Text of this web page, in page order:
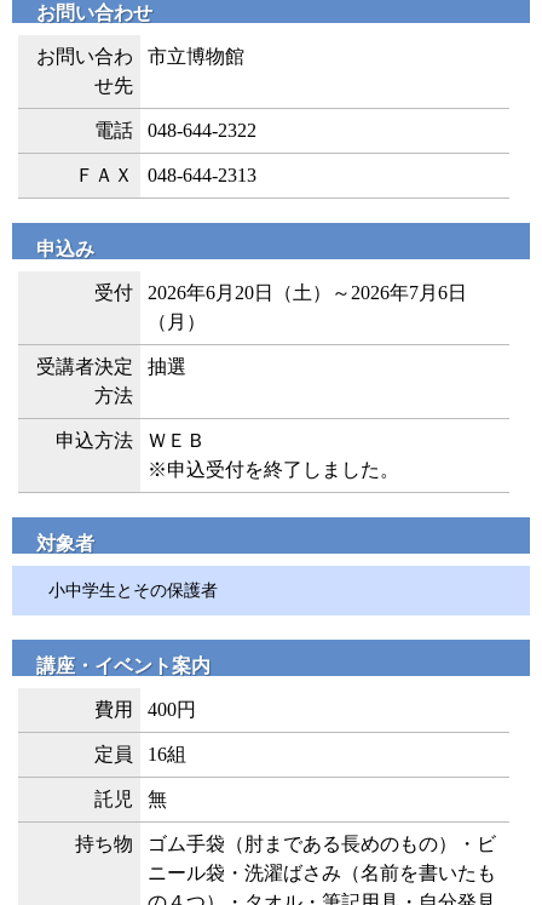
お問い合わせ
お問い合わ
せ先
市立博物館
電話 048-644-2322
ＦＡＸ 048-644-2313
申込み
受付
2026年6月20日（土）～2026年7月6日
（月）
受講者決定
方法
抽選
申込方法
ＷＥＢ
※申込受付を終了しました。
対象者
小中学生とその保護者
講座・イベント案内
費用 400円
定員 16組
託児 無
持ち物
ゴム手袋（肘まである長めのもの）・ビ
ニール袋・洗濯ばさみ（名前を書いたも